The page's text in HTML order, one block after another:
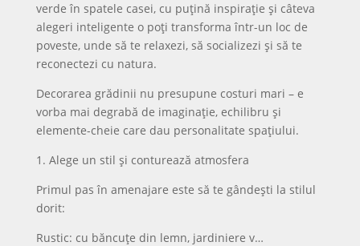
verde în spatele casei, cu puțină inspirație și câteva
alegeri inteligente o poți transforma într-un loc de
poveste, unde să te relaxezi, să socializezi și să te
reconectezi cu natura.
Decorarea grădinii nu presupune costuri mari – e
vorba mai degrabă de imaginație, echilibru și
elemente-cheie care dau personalitate spațiului.
1. Alege un stil și conturează atmosfera
Primul pas în amenajare este să te gândești la stilul
dorit:
Rustic: cu băncuțe din lemn, jardiniere v…